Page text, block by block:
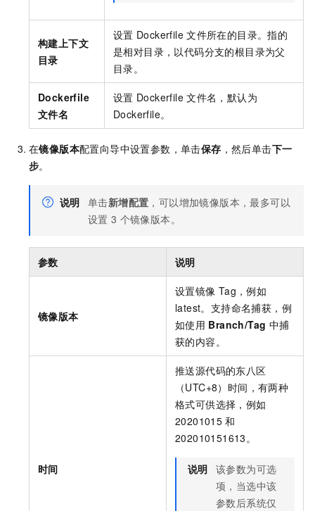
构建上下文
目录
设置 Dockerfile 文件所在的目录。指的
是相对目录，以代码分支的根目录为父
目录。
Dockerfile
文件名
设置 Dockerfile 文件名，默认为
Dockerfile。
在镜像版本配置向导中设置参数，单击保存 ，然后单击下一
步。
说明 单击新增配置 ，可以增加镜像版本，最多可以
设置 3 个镜像版本。
参数 说明
镜像版本
设置镜像 Tag，例如
latest。支持命名捕获，例
如使用 Branch/Tag 中捕
获的内容。
时间
推送源代码的东八区
（UTC+8）时间，有两种
格式可供选择，例如
20201015 和
202010151613。
说明 该参数为可选
项，当选中该
参数后系统仅